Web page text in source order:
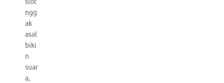
slot
ngg
ak
asal
biki
n
suar
a,